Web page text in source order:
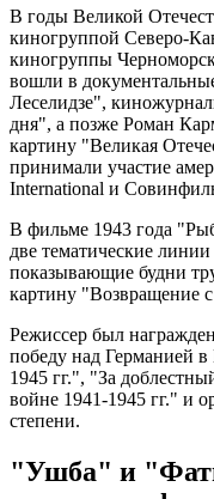
В годы Великой
киногруппой Северо-
киногруппы
вошли в
Леселидзе",
дня", а позже Роман
картину "Великая
принимали участие
International и
В фильме 1943 года
две тематические
показывающие будни
картину "Возвращение
Режиссер был
победу над Германией
1945 гг.", "За
войне 1941-1945 гг." и
степени.
"Ушба" и